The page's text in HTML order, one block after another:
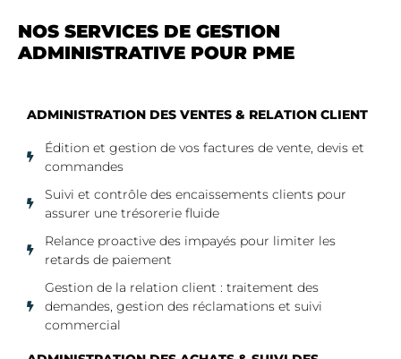
NOS SERVICES DE GESTION
ADMINISTRATIVE POUR PME
ADMINISTRATION DES VENTES & RELATION CLIENT
Édition et gestion de vos factures de vente, devis et
commandes
Suivi et contrôle des encaissements clients pour
assurer une trésorerie fluide
Relance proactive des impayés pour limiter les
retards de paiement
Gestion de la relation client : traitement des
demandes, gestion des réclamations et suivi
commercial